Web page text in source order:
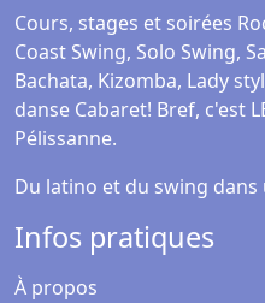
Cours, stages et soirées
Coast Swing, Solo Swing,
Bachata, Kizomba, Lady
danse Cabaret! Bref, c'est
Pélissanne.
Du latino et du swing dans
Infos pratiques
À propos